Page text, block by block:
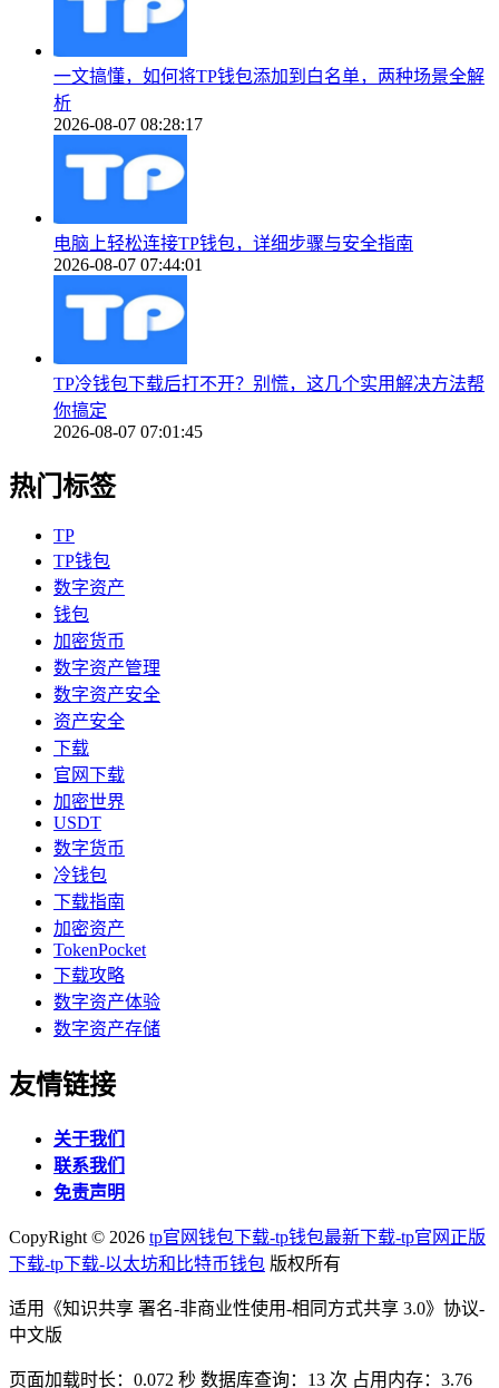
一文搞懂，如何将TP钱包添加到白名单，两种场景全解
析
2026-08-07 08:28:17
电脑上轻松连接TP钱包，详细步骤与安全指南
2026-08-07 07:44:01
TP冷钱包下载后打不开？别慌，这几个实用解决方法帮
你搞定
2026-08-07 07:01:45
热门标签
TP
TP钱包
数字资产
钱包
加密货币
数字资产管理
数字资产安全
资产安全
下载
官网下载
加密世界
USDT
数字货币
冷钱包
下载指南
加密资产
TokenPocket
下载攻略
数字资产体验
数字资产存储
友情链接
关于我们
联系我们
免责声明
CopyRight © 2026 tp官网钱包下载-tp钱包最新下载-tp官网正版
下载-tp下载-以太坊和比特币钱包 版权所有
适用《知识共享 署名-非商业性使用-相同方式共享 3.0》协议-
中文版
页面加载时长：0.072 秒 数据库查询：13 次 占用内存：3.76